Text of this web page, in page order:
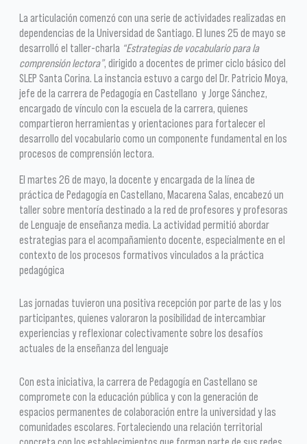
La articulación comenzó con una serie de actividades realizadas en
dependencias de la Universidad de Santiago. El lunes 25 de mayo se
desarrolló el taller-charla “Estrategias de vocabulario para la
comprensión lectora”, dirigido a docentes de primer ciclo básico del
SLEP Santa Corina. La instancia estuvo a cargo del Dr. Patricio Moya,
jefe de la carrera de Pedagogía en Castellano y Jorge Sánchez,
encargado de vínculo con la escuela de la carrera, quienes
compartieron herramientas y orientaciones para fortalecer el
desarrollo del vocabulario como un componente fundamental en los
procesos de comprensión lectora.
El martes 26 de mayo, la docente y encargada de la línea de
práctica de Pedagogía en Castellano, Macarena Salas, encabezó un
taller sobre mentoría destinado a la red de profesores y profesoras
de Lenguaje de enseñanza media. La actividad permitió abordar
estrategias para el acompañamiento docente, especialmente en el
contexto de los procesos formativos vinculados a la práctica
pedagógica
Las jornadas tuvieron una positiva recepción por parte de las y los
participantes, quienes valoraron la posibilidad de intercambiar
experiencias y reflexionar colectivamente sobre los desafíos
actuales de la enseñanza del lenguaje
Con esta iniciativa, la carrera de Pedagogía en Castellano se
compromete con la educación pública y con la generación de
espacios permanentes de colaboración entre la universidad y las
comunidades escolares. Fortaleciendo una relación territorial